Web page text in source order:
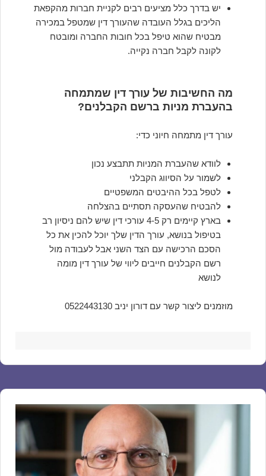
יש בדרך כלל מציעים רבים לקניית חברות מהקפאת
הליכים בגלל העובדה שהעורך דין שמטפל במכירה
מבטיח שהוא טיפל בכל חובות החברה ומובטח
לקונה לקבל חברה נקייה.
מה החשיבות של עורך דין שמתמחה
בהעברת מניות ברשם הקבלנים?
עורך דין מתמחה חיוני כדי:
לוודא שהעברת המניות תתבצע נכון
לשמור על הסיווג הקבלני
לטפל בכל ההיבטים המשפטיים
להבטיח שהעסקה תסתיים בהצלחה
בארץ קיימים רק 4-5 עורכי דין שיש להם ניסיון רב
בטיפול בנושא, עורך הדין שלך יוכל להכין את כל
הסכם הרכישה עם הצד השני אבל לעבודה מול
רשם הקבלנים חייבים ליווי של עורך דין מומה
לנושא
מוזמנים ליצור קשר עם דורון יניב 0522443130